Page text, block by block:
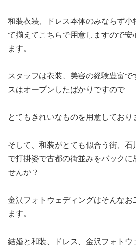
和装衣装、ドレス本体のみならず小
て揃えてこちらで用意しますので安
ます。
スタッフは衣装、美容の経験豊富で
スはオープンしたばかりですので
とてもきれいなものを用意しており
そして、和装がとても似合う街、石
で打掛姿で古都の街並みをバックに
せんか？
金沢フォトウェディングはそんなお
ます。
結婚と和装、ドレス、金沢フォトウ